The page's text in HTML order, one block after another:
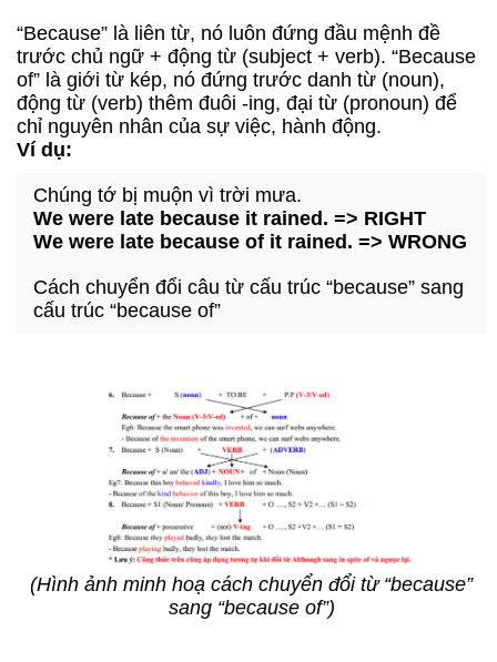
“Because” là liên từ, nó luôn đứng đầu mệnh đề
trước chủ ngữ + động từ (subject + verb). “Because
of” là giới từ kép, nó đứng trước danh từ (noun),
động từ (verb) thêm đuôi -ing, đại từ (pronoun) để
chỉ nguyên nhân của sự việc, hành động.
Ví dụ:
Chúng tớ bị muộn vì trời mưa.
We were late because it rained. => RIGHT
We were late because of it rained. => WRONG
Cách chuyển đổi câu từ cấu trúc “because” sang
cấu trúc “because of”
(Hình ảnh minh hoạ cách chuyển đổi từ “because”
sang “because of”)